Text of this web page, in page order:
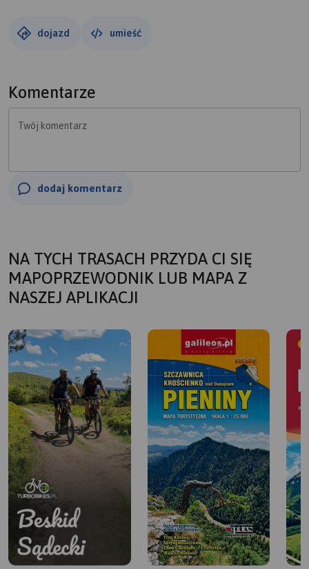
dojazd umieść
Komentarze
Twój komentarz
dodaj komentarz
NA TYCH TRASACH PRZYDA CI SIĘ
MAPOPRZEWODNIK LUB MAPA Z
NASZEJ APLIKACJI